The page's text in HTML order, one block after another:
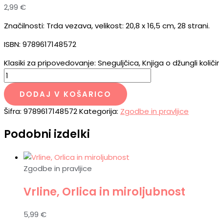
2,99 €
Značilnosti: Trda vezava, velikost: 20,8 x 16,5 cm, 28 strani.
ISBN: 9789617148572
Klasiki za pripovedovanje: Sneguljčica, Knjiga o džungli
DODAJ V KOŠARICO
Šifra: 9789617148572Kategorija: Zgodbe in pravljice
Podobni izdelki
Zgodbe in pravljice
Vrline, Orlica in miroljubnost
5,99 €